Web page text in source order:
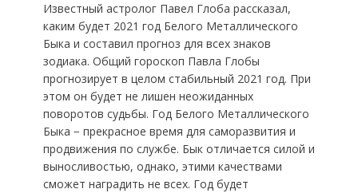
Известный астролог Павел Глоба рассказал,
каким будет 2021 год Белого Металлического
Быка и составил прогноз для всех знаков
зодиака. Общий гороскоп Павла Глобы
прогнозирует в целом стабильный 2021 год. При
этом он будет не лишен неожиданных
поворотов судьбы. Год Белого Металлического
Быка − прекрасное время для саморазвития и
продвижения по службе. Бык отличается силой и
выносливостью, однако, этими качествами
сможет наградить не всех. Год будет